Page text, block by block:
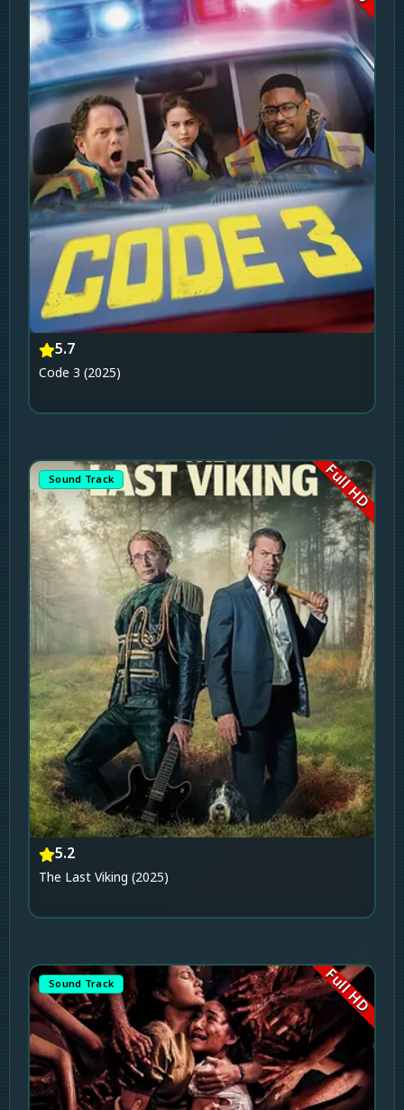
5.7
Code 3 (2025)
Sound Track Full HD
5.2
The Last Viking (2025)
Sound Track Full HD